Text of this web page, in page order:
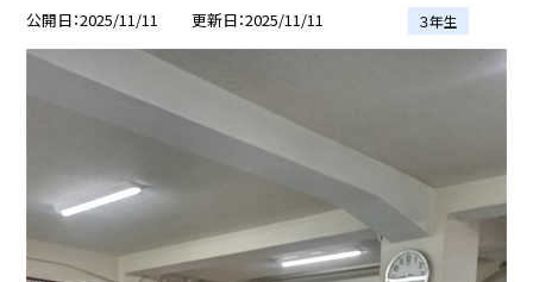
公開日 2025/11/11 更新日 2025/11/11 ３年生